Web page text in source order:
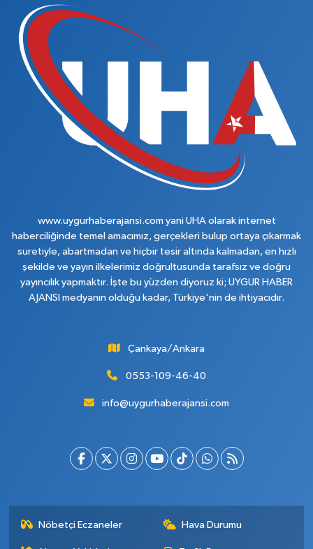
www.uygurhaberajansi.com yani UHA olarak internet
haberciliğinde temel amacımız, gerçekleri bulup ortaya çıkarmak
suretiyle, abartmadan ve hiçbir tesir altında kalmadan, en hızlı
şekilde ve yayın ilkelerimiz doğrultusunda tarafsız ve doğru
yayıncılık yapmaktır. İşte bu yüzden diyoruz ki; UYGUR HABER
AJANSI medyanın olduğu kadar, Türkiye'nin de ihtiyacıdır.
Çankaya/Ankara
0553-109-46-40
info@uygurhaberajansi.com
Nöbetçi Eczaneler Hava Durumu